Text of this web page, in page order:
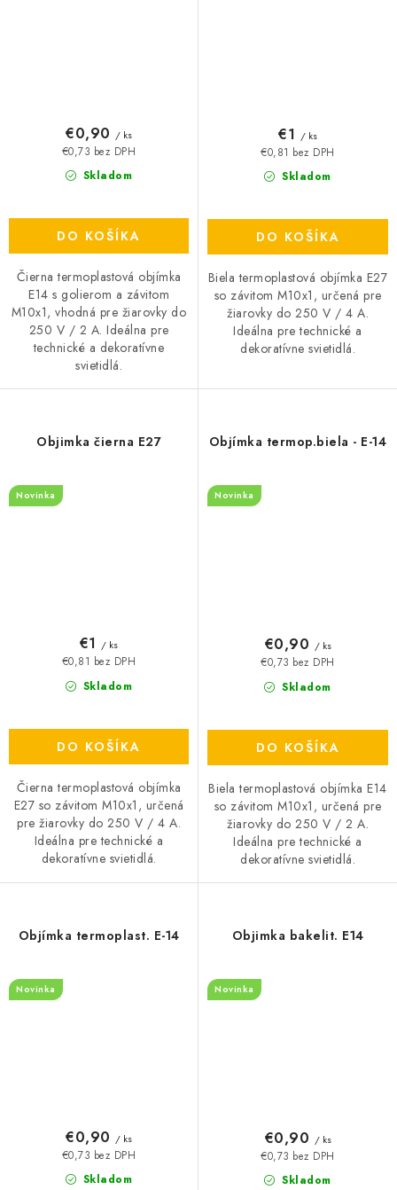
Skladom
€0,73 bez DPH
€0,90 / ks
DO KOŠÍKA
Čierna termoplastová objímka
E14 s golierom a závitom
M10x1, vhodná pre žiarovky do
250 V / 2 A. Ideálna pre
technické a dekoratívne
svietidlá.
Skladom
€0,81 bez DPH
€1 / ks
DO KOŠÍKA
Biela termoplastová objímka E27
so závitom M10x1, určená pre
žiarovky do 250 V / 4 A.
Ideálna pre technické a
dekoratívne svietidlá.
Objimka čierna E27
Novinka
Skladom
€0,81 bez DPH
€1 / ks
DO KOŠÍKA
Čierna termoplastová objímka
E27 so závitom M10x1, určená
pre žiarovky do 250 V / 4 A.
Ideálna pre technické a
dekoratívne svietidlá.
Objímka termop.biela - E-14
Novinka
Skladom
€0,73 bez DPH
€0,90 / ks
DO KOŠÍKA
Biela termoplastová objímka E14
so závitom M10x1, určená pre
žiarovky do 250 V / 2 A.
Ideálna pre technické a
dekoratívne svietidlá.
Objímka termoplast. E-14
Novinka
Skladom
€0,73 bez DPH
€0,90 / ks
Objimka bakelit. E14
Novinka
Skladom
€0,73 bez DPH
€0,90 / ks